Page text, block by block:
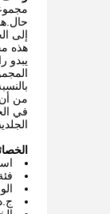
إلى
هذه
من أن
في
ج.د: